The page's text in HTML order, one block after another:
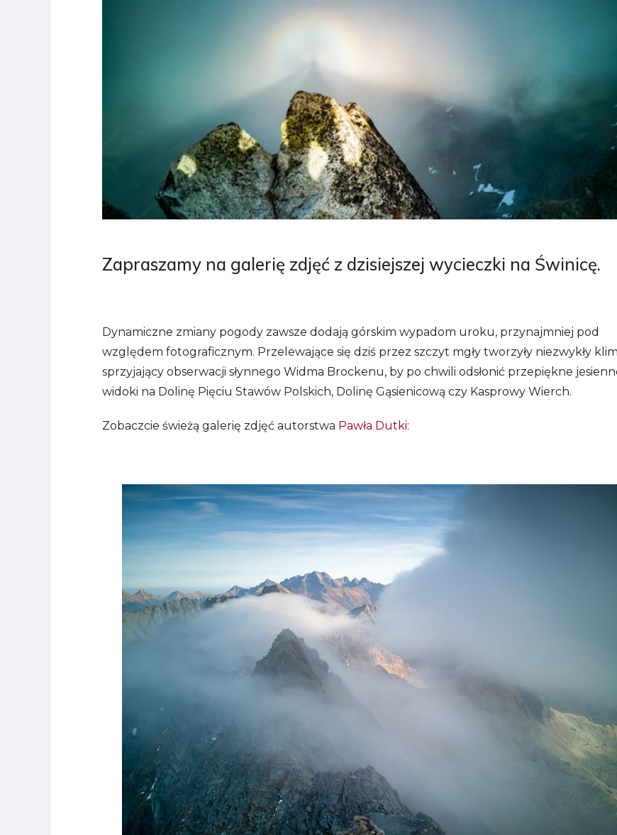
Zapraszamy na galerię zdjęć z dzisiejszej wycieczki na Świnicę.
Dynamiczne zmiany pogody zawsze dodają górskim wypadom uroku, przynajmniej pod
względem fotograficznym. Przelewające się dziś przez szczyt mgły tworzyły niezwykły
sprzyjający obserwacji słynnego Widma Brockenu, by po chwili odsłonić przepiękne
widoki na Dolinę Pięciu Stawów Polskich, Dolinę Gąsienicową czy Kasprowy Wierch.
Zobaczcie świeżą galerię zdjęć autorstwa Pawła Dutki: